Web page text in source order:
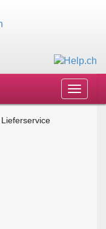
Toggle